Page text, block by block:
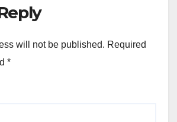
will not be published. Required
*